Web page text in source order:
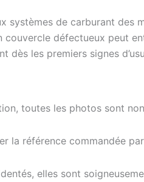
systèmes de carburant
défectueux peut
dès les premiers signes
toutes les photos sont
la référence commandée
elles sont